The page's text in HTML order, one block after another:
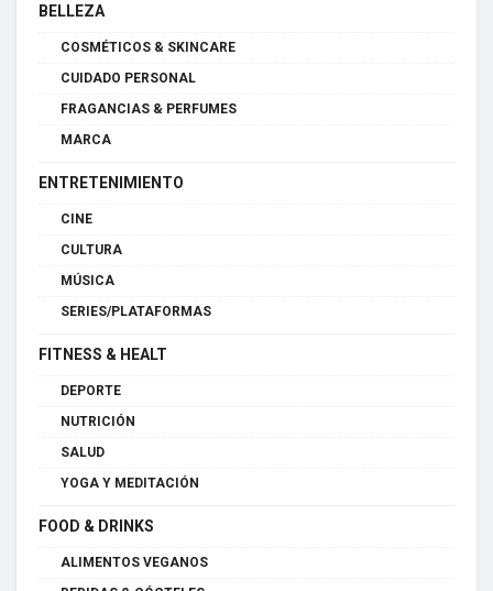
BELLEZA
COSMÉTICOS & SKINCARE
CUIDADO PERSONAL
FRAGANCIAS & PERFUMES
MARCA
ENTRETENIMIENTO
CINE
CULTURA
MÚSICA
SERIES/PLATAFORMAS
FITNESS & HEALT
DEPORTE
NUTRICIÓN
SALUD
YOGA Y MEDITACIÓN
FOOD & DRINKS
ALIMENTOS VEGANOS